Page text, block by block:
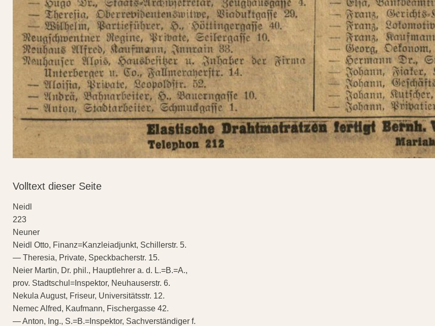
Volltext dieser Seite
Neidl
223
Neuner
Neidl Otto, Finanz=Kanzleiadjunkt, Schillerstr. 5.
— Theresia, Private, Speckbacherstr. 15.
Neier Martin, Dr. phil., Hauptlehrer a. d. L.=B.=A.,
prov. Stadtschul=Inspektor, Neuhauserstr. 6.
Nekula August, Friseur, Universitätsstr. 12.
Nemec Alfred, Kaufmann, Fischergasse 42.
— Anton, Ing., S.=B.=Inspektor, Sachverständiger f.